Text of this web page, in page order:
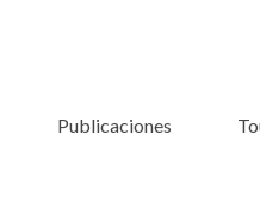
Publicaciones